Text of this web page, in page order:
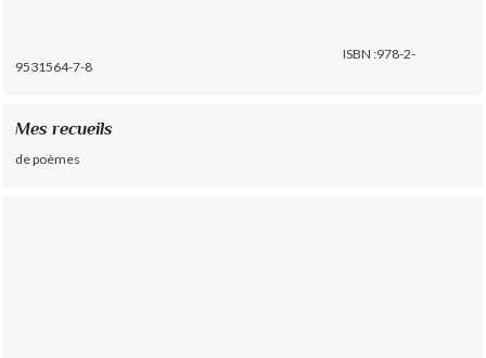
ISBN :978-2-
9531564-7-8
Mes recueils
de poèmes